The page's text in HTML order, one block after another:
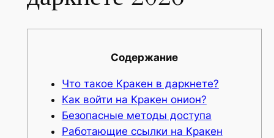
Содержание
Что такое Кракен в даркнете?
Как войти на Кракен онион?
Безопасные методы доступа
Работающие ссылки на Кракен